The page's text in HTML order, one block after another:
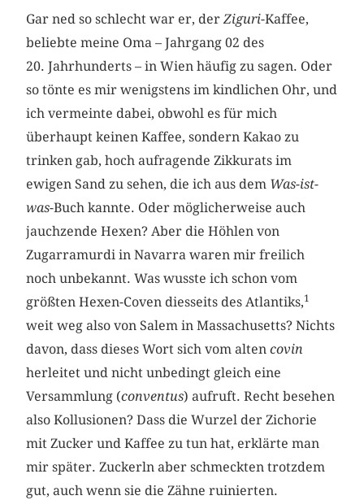
Gar ned so schlecht war er, derZiguri-Kaffee,
beliebte meine Oma – Jahrgang 02 des
20. Jahrhunderts – in Wien häufig zu sagen. Oder
so tönte es mir wenigstens im kindlichen Ohr, und
ich vermeinte dabei, obwohl es für mich
überhaupt keinen Kaffee, sondern Kakao zu
trinken gab, hoch aufragende Zikkurats im
ewigen Sand zu sehen, die ich aus dem Was-ist-
was-Buch kannte. Oder möglicherweise auch
jauchzende Hexen? Aber die Höhlen von
Zugarramurdi in Navarra waren mir freilich
noch unbekannt. Was wusste ich schon vom
größten Hexen-Coven diesseits des Atlantiks,1
weit weg also von Salem in Massachusetts? Nichts
davon, dass dieses Wort sich vom altencovin
herleitet und nicht unbedingt gleich eine
Versammlung (conventus) aufruft. Recht besehen
also Kollusionen? Dass die Wurzel der Zichorie
mit Zucker und Kaffee zu tun hat, erklärte man
mir später. Zuckerln aber schmeckten trotzdem
gut, auch wenn sie die Zähne ruinierten.